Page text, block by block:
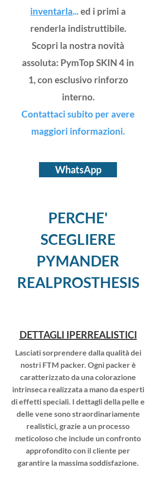
inventarla...ed i primi a
renderla indistruttibile.
Scopri la nostra novità
assoluta: PymTop SKIN 4 in
1, con esclusivo rinforzo
interno.
Contattaci subito per avere
maggiori informazioni.
WhatsApp
PERCHE'
SCEGLIERE
PYMANDER
REALPROSTHESIS
DETTAGLI IPERREALISTICI
Lasciati sorprendere dalla qualità dei
nostri FTM packer. Ogni packer è
caratterizzato da una colorazione
intrinseca realizzata a mano da esperti
di effetti speciali. I dettagli della pelle e
delle vene sono straordinariamente
realistici, grazie a un processo
meticoloso che include un confronto
approfondito con il cliente per
garantire la massima soddisfazione.